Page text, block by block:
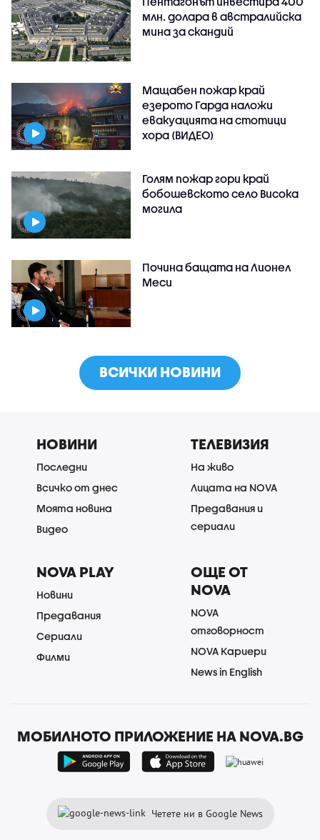
млн. долара в австралийска
мина за скандий
Мащабен пожар край
езерото Гарда наложи
евакуацията на стотици
хора (ВИДЕО)
Голям пожар гори край
бобошевското село Висока
могила
Почина бащата на Лионел
Меси
ВСИЧКИ НОВИНИ
НОВИНИ
Последни
Всичко от днес
Моята новина
Видео
ТЕЛЕВИЗИЯ
На живо
Лицата на NOVA
Предавания и
сериали
NOVA PLAY
Новини
Предавания
Сериали
Филми
ОЩЕ ОТ
NOVA
NOVA
отговорност
NOVA Кариери
News in English
МОБИЛНОТО ПРИЛОЖЕНИЕ НА NOVA.BG
Четете ни в Google News